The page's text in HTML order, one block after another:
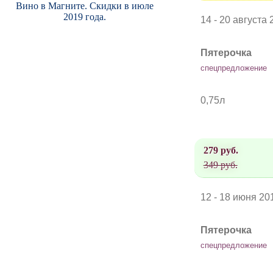
14 - 20 августа
Пятерочка
спецпредложение
0,75л
279 руб.
349 руб.
12 - 18 июня
Пятерочка
спецпредложение
Вино в Магните. Скидки в июле
2019 года.